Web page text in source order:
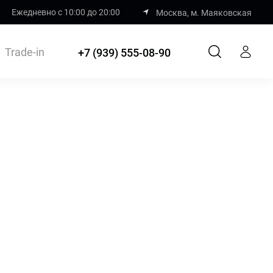
Ежедневно с 10:00 до 20:00 Москва, м. Маяковская
Trade-in +7 (939) 555-08-90